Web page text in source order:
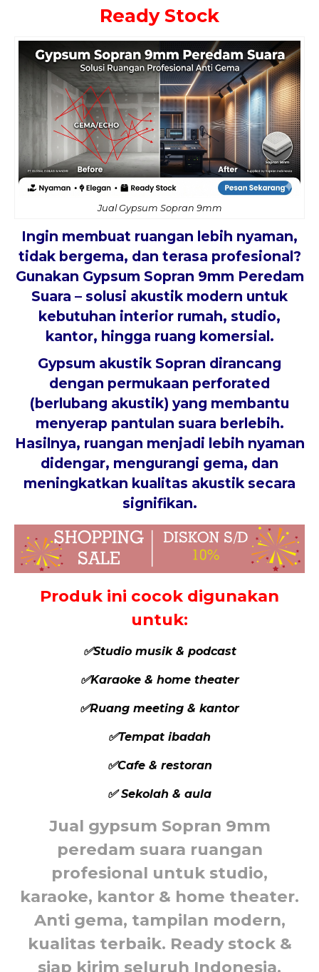
Ready Stock
Jual Gypsum Sopran 9mm
Ingin membuat ruangan lebih nyaman,
tidak bergema, dan terasa profesional?
Gunakan Gypsum Sopran 9mm Peredam
Suara – solusi akustik modern untuk
kebutuhan interior rumah, studio,
kantor, hingga ruang komersial.
Gypsum akustik Sopran dirancang
dengan permukaan perforated
(berlubang akustik) yang membantu
menyerap pantulan suara berlebih.
Hasilnya, ruangan menjadi lebih nyaman
didengar, mengurangi gema, dan
meningkatkan kualitas akustik secara
signifikan.
Produk ini cocok digunakan
untuk:
✅Studio musik & podcast
✅Karaoke & home theater
✅Ruang meeting & kantor
✅Tempat ibadah
✅Cafe & restoran
✅ Sekolah & aula
Jual gypsum Sopran 9mm
peredam suara ruangan
profesional untuk studio,
karaoke, kantor & home theater.
Anti gema, tampilan modern,
kualitas terbaik. Ready stock &
siap kirim seluruh Indonesia.